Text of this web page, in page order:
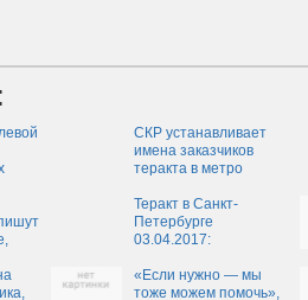
СКР устанавливает
имена заказчиков
теракта в метро
Теракт в Санкт-
Петербурге
03.04.2017:
из биографии
смертника
«Если нужно — мы
тоже можем помочь»,